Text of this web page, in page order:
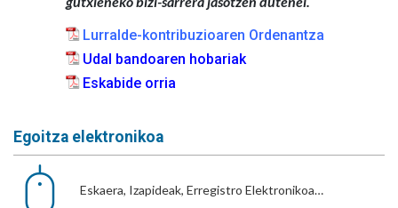
Lurralde-kontribuzioaren Ordenantza
Udal bandoaren hobariak
Eskabide orria
Egoitza elektronikoa
Eskaera, Izapideak, Erregistro Elektronikoa…